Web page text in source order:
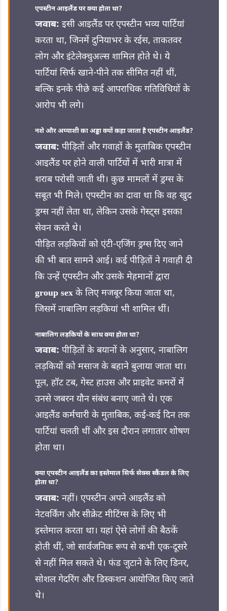
एपस्टीन आइलैंड पर क्या होता था?
जवाब: इसी आइलैंड पर एपस्टीन भव्य पार्टियां
करता था, जिनमें दुनियाभर के रईस, ताकतवर
लोग और इंटेलेक्चुअल्स शामिल होते थे। ये
पार्टियां सिर्फ खाने-पीने तक सीमित नहीं थीं,
बल्कि इनके पीछे कई आपराधिक गतिविधियों के
आरोप भी लगे।
नशे और अय्याशी का अड्डा क्यों कहा जाता है एपस्टीन आइलैंड?
जवाब: पीड़ितों और गवाहों के मुताबिक एपस्टीन
आइलैंड पर होने वाली पार्टियों में भारी मात्रा में
शराब परोसी जाती थी। कुछ मामलों में ड्रग्स के
सबूत भी मिले। एपस्टीन का दावा था कि वह खुद
ड्रग्स नहीं लेता था, लेकिन उसके गेस्ट्स इसका
सेवन करते थे।
पीड़ित लड़कियों को एंटी-एजिंग ड्रग्स दिए जाने
की भी बात सामने आई। कई पीड़ितों ने गवाही दी
कि उन्हें एपस्टीन और उसके मेहमानों द्वारा
group sex के लिए मजबूर किया जाता था,
जिसमें नाबालिग लड़कियां भी शामिल थीं।
नाबालिग लड़कियों के साथ क्या होता था?
जवाब: पीड़ितों के बयानों के अनुसार, नाबालिग
लड़कियों को मसाज के बहाने बुलाया जाता था।
पूल, हॉट टब, गेस्ट हाउस और प्राइवेट कमरों में
उनसे जबरन यौन संबंध बनाए जाते थे। एक
आइलैंड कर्मचारी के मुताबिक, कई-कई दिन तक
पार्टियां चलती थीं और इस दौरान लगातार शोषण
होता था।
क्या एपस्टीन आइलैंड का इस्तेमाल सिर्फ सेक्स स्कैंडल के लिए
होता था?
जवाब: नहीं। एपस्टीन अपने आइलैंड को
नेटवर्किंग और सीक्रेट मीटिंग्स के लिए भी
इस्तेमाल करता था। यहां ऐसे लोगों की बैठकें
होती थीं, जो सार्वजनिक रूप से कभी एक-दूसरे
से नहीं मिल सकते थे। फंड जुटाने के लिए डिनर,
सोशल गेदरिंग और डिस्कशन आयोजित किए जाते
थे।